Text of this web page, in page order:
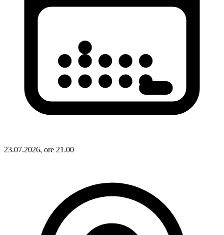
23.07.2026, ore 21.00